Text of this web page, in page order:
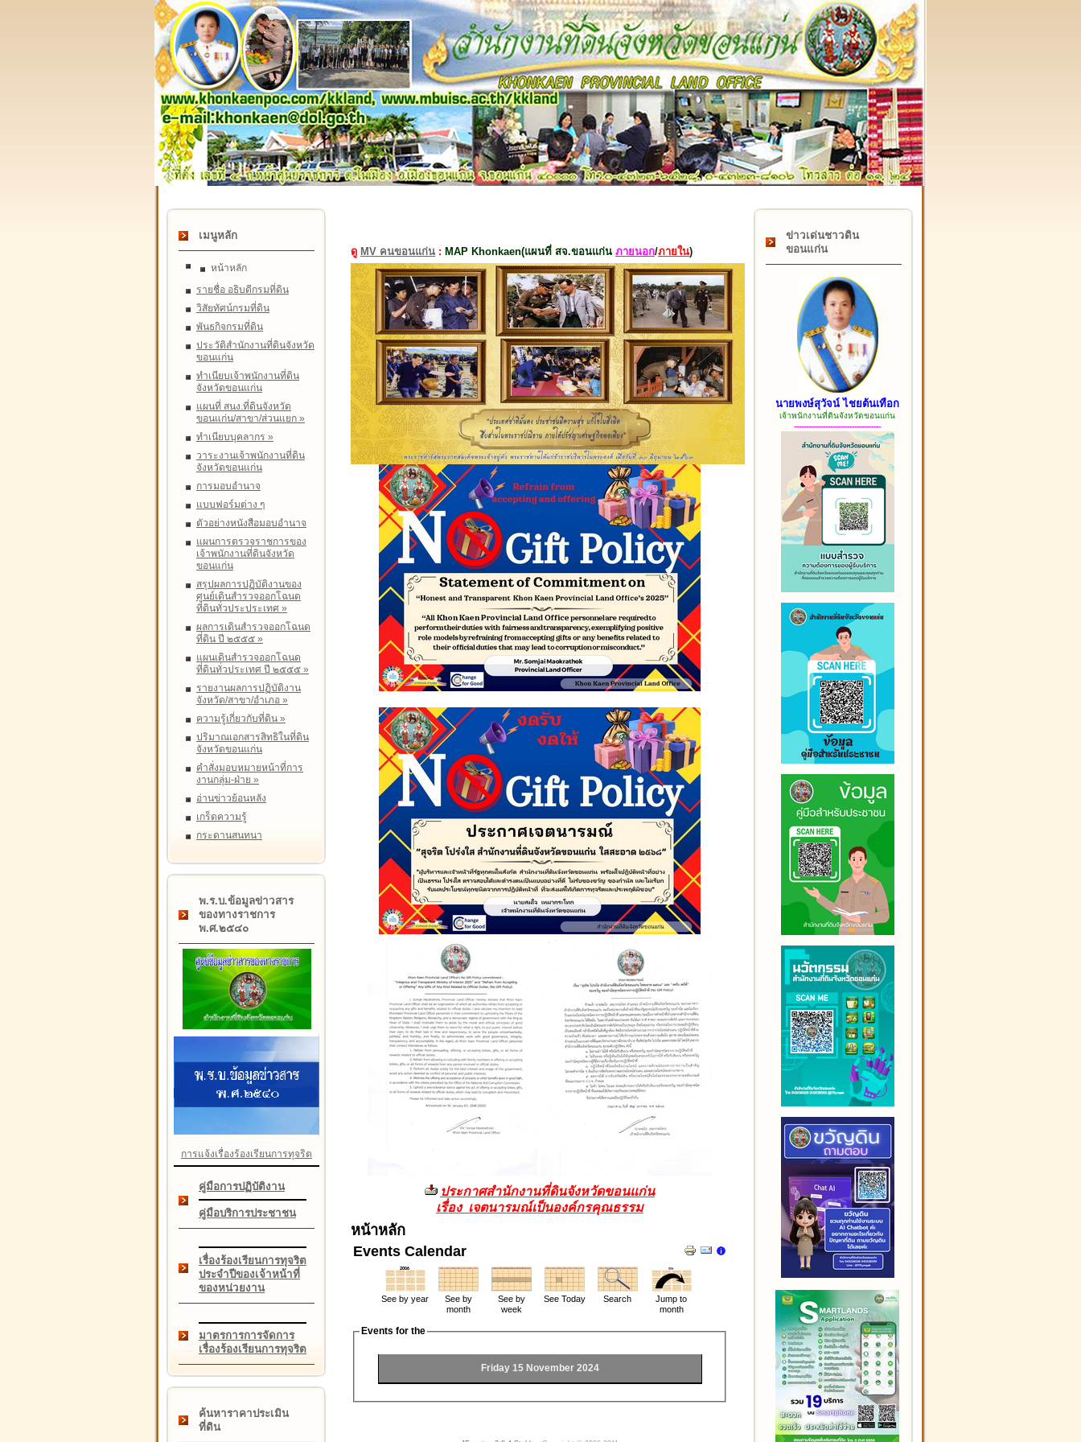
เมนูหลัก
หน้าหลัก
รายชื่อ อธิบดีกรมที่ดิน
วิสัยทัศน์กรมที่ดิน
พันธกิจกรมที่ดิน
ประวัติสำนักงานที่ดินจังหวัด
ขอนแก่น
ทำเนียบเจ้าพนักงานที่ดิน
จังหวัดขอนแก่น
แผนที่ สนง.ที่ดินจังหวัด
ขอนแก่น/สาขา/ส่วนแยก »
ทำเนียบบุคลากร »
วาระงานเจ้าพนักงานที่ดิน
จังหวัดขอนแก่น
การมอบอำนาจ
แบบฟอร์มต่าง ๆ
ตัวอย่างหนังสือมอบอำนาจ
แผนการตรวจราชการของ
เจ้าพนักงานที่ดินจังหวัด
ขอนแก่น
สรุปผลการปฏิบัติงานของ
ศูนย์เดินสำรวจออกโฉนด
ที่ดินทั่วประประเทศ »
ผลการเดินสำรวจออกโฉนด
ที่ดิน ปี ๒๕๕๕ »
แผนเดินสำรวจออกโฉนด
ที่ดินทั่วประเทศ ปี ๒๕๕๕ »
รายงานผลการปฏิบัติงาน
จังหวัด/สาขา/อำเภอ »
ความรู้เกี่ยวกับที่ดิน »
ปริมาณเอกสารสิทธิในที่ดิน
จังหวัดขอนแก่น
คำสั่งมอบหมายหน้าที่การ
งานกลุ่ม-ฝ่าย »
อ่านข่าวย้อนหลัง
เกร็ดความรู้
กระดานสนทนา
พ.ร.บ.ข้อมูลข่าวสาร
ของทางราชการ
พ.ศ.๒๕๔๐
การแจ้งเรื่องร้องเรียนการทุจริต
คู่มือการปฏิบัติงาน
คู่มือบริการประชาชน
เรื่องร้องเรียนการทุจริต
ประจำปีของเจ้าหน้าที่
ของหน่วยงาน
มาตรการการจัดการ
เรื่องร้องเรียนการทุจริต
ค้นหาราคาประเมิน
ที่ดิน
๑๗ กุมภาพันธ์ "วันคล้ายวันสถาปนากรมที่ดิน" ครบรอบ ๑๒
ดู MV คนขอนแก่น : MAP Khonkaen(แผนที่ สจ.ขอนแก่น ภายนอก/ภายใน)
ประกาศสำนักงานที่ดินจังหวัดขอนแก่น
เรื่อง เจตนารมณ์เป็นองค์กรคุณธรรม
หน้าหลัก
Events Calendar
See by year
See by
month
See by
week
See Today Search
Jump to
month
Events for the
Friday 15 November 2024
ข่าวเด่นชาวดิน
ขอนแก่น
นายพงษ์สุวัจน์ ไชยต้นเทือก
เจ้าพนักงานที่ดินจังหวัดขอนแก่น
------------------------------------